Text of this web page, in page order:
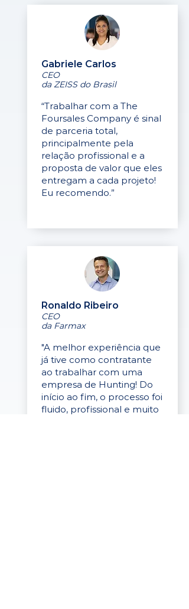
Gabriele Carlos
CEO
da ZEISS do Brasil
“Trabalhar com a The
Foursales Company é sinal
de parceria total,
principalmente pela
relação profissional e a
proposta de valor que eles
entregam a cada projeto!
Eu recomendo.”
Ronaldo Ribeiro
CEO
da Farmax
"A melhor experiência que
já tive como contratante
ao trabalhar com uma
empresa de Hunting! Do
início ao fim, o processo foi
fluido, profissional e muito